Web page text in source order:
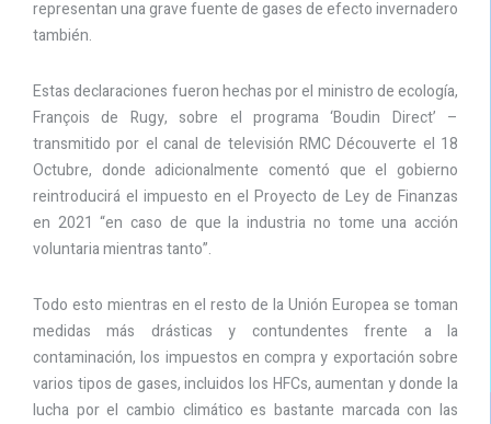
representan una grave fuente de gases de efecto invernadero
también.
Estas declaraciones fueron hechas por el ministro de ecología,
François de Rugy, sobre el programa ‘Boudin Direct’ –
transmitido por el canal de televisión RMC Découverte el 18
Octubre, donde adicionalmente comentó que el gobierno
reintroducirá el impuesto en el Proyecto de Ley de Finanzas
en 2021 “en caso de que la industria no tome una acción
voluntaria mientras tanto”.
Todo esto mientras en el resto de la Unión Europea se toman
medidas más drásticas y contundentes frente a la
contaminación, los impuestos en compra y exportación sobre
varios tipos de gases, incluidos los HFCs, aumentan y donde la
lucha por el cambio climático es bastante marcada con las